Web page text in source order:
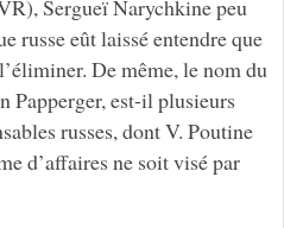
Sergueï Narychkine peu
russe eût laissé entendre que
De même, le nom du
Papperger, est-il plusieurs
russes, dont V. Poutine
d’affaires ne soit visé par